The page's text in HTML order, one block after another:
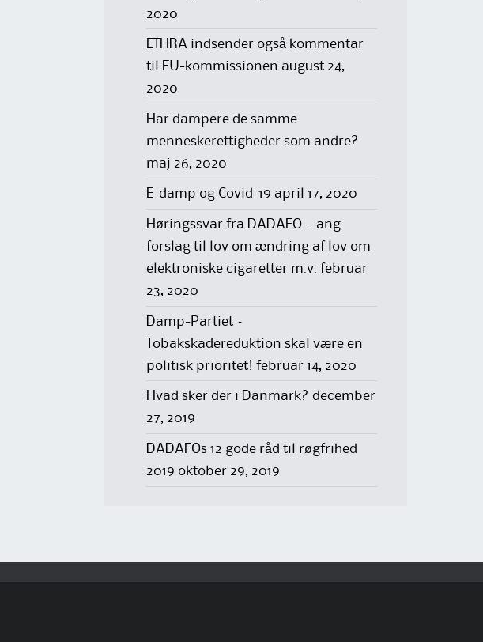
2020
ETHRA indsender også kommentar
til EU-kommissionen august 24,
2020
Har dampere de samme
menneskerettigheder som andre?
maj 26, 2020
E-damp og Covid-19 april 17, 2020
Høringssvar fra DADAFO – ang.
forslag til lov om ændring af lov om
elektroniske cigaretter m.v. februar
23, 2020
Damp-Partiet –
Tobakskadereduktion skal være en
politisk prioritet! februar 14, 2020
Hvad sker der i Danmark? december
27, 2019
DADAFOs 12 gode råd til røgfrihed
2019 oktober 29, 2019